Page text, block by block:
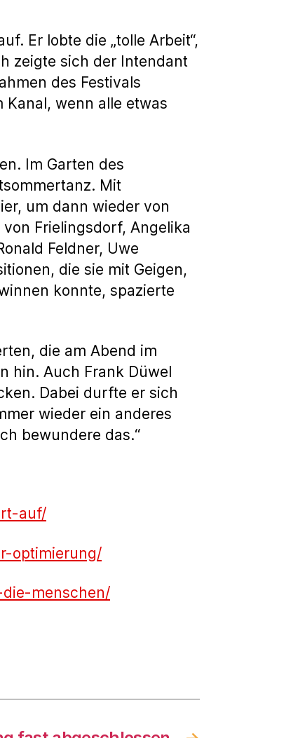
Er lobte die „tolle Arbeit“,
zeigte sich der Intendant
des Festivals
Kanal, wenn alle etwas
Im Garten des
Mit
um dann wieder von
Frielingsdorf, Angelika
Feldner, Uwe
die sie mit Geigen,
konnte, spazierte
die am Abend im
hin. Auch Frank Düwel
Dabei durfte er sich
wieder ein anderes
bewundere das.“
auf/
optimierung/
menschen/